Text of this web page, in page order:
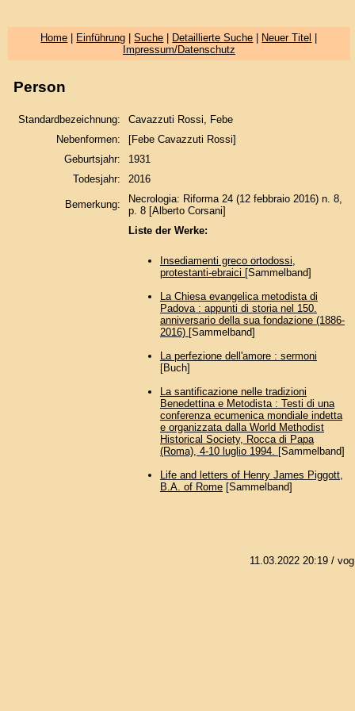
Home Einführung |Suche Detaillierte Suche Neuer Titel
Impressum/Datenschutz
Person
Standardbezeichnung:
Cavazzuti Rossi, Febe
Nebenformen:
[Febe Cavazzuti Rossi]
Geburtsjahr:
1931
Todesjahr:
2016
Bemerkung:
Necrologia: Riforma 24 (12 febbraio 2016) n. 8,
p. 8 [Alberto Corsani]
Liste der Werke:
Insediamenti greco ortodossi,
protestanti-ebraici [Sammelband]
La Chiesa evangelica metodista di
Padova : appunti di storia nel 150.
anniversario della sua fondazione (1886-
2016) [Sammelband]
La perfezione dell'amore : sermoni
[Buch]
La santificazione nelle tradizioni
Benedettina e Metodista : Testi di una
conferenza ecumenica mondiale indetta
e organizzata dalla World Methodist
Historical Society, Rocca di Papa
(Roma), 4-10 luglio 1994. [Sammelband]
Life and letters of Henry James Piggott,
B.A. of Rome[Sammelband]
11.03.2022 20:19/ vog